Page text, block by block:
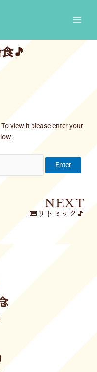
🎵
view it please enter your
NEXT
🎹リトミック🎵